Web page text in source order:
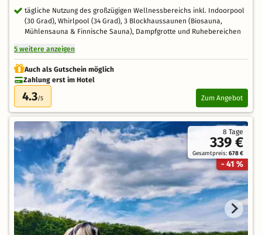
tägliche Nutzung des großzügigen Wellnessbereichs inkl. Indoorpool
(30 Grad), Whirlpool (34 Grad), 3 Blockhaussaunen (Biosauna,
Mühlensauna & Finnische Sauna), Dampfgrotte und Ruhebereichen
5 weitere anzeigen
Auch als Gutschein möglich
Zahlung erst im Hotel
4.3/5 Zum Angebot
8 Tage
339 €
Gesamtpreis: 678 €
- 41 %